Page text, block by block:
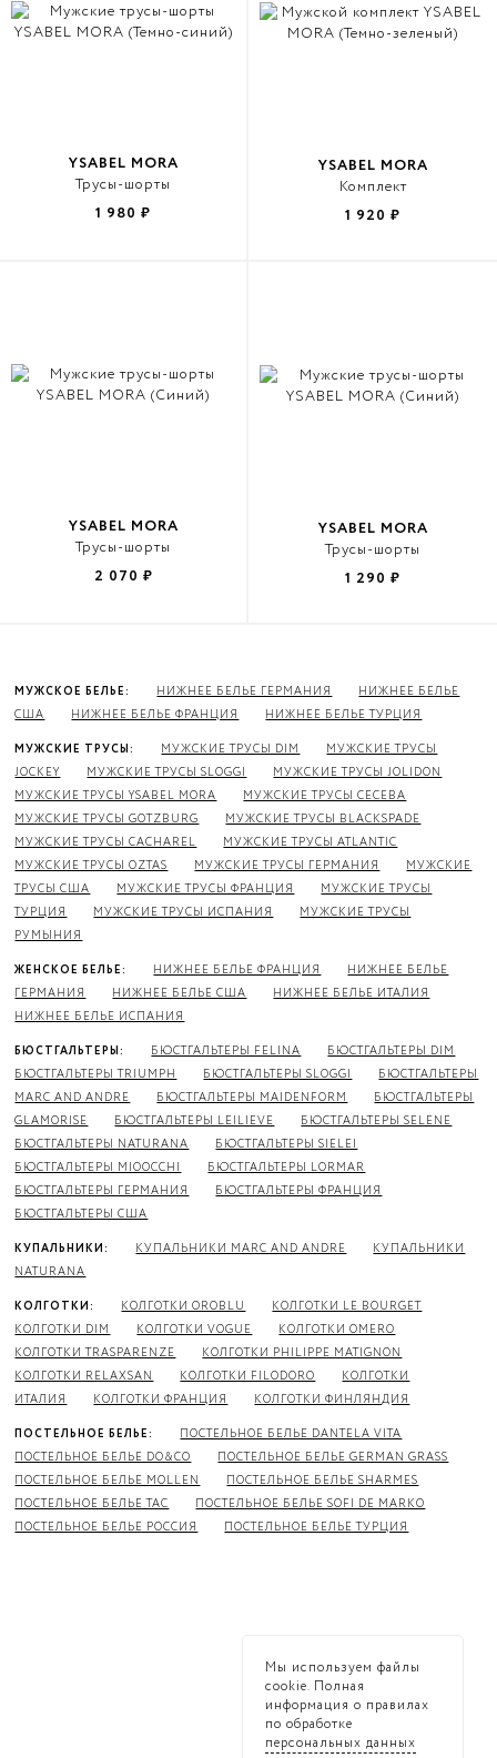
YSABEL MORA
Трусы-шорты
1 980 ₽
YSABEL MORA
Комплект
1 920 ₽
YSABEL MORA
Трусы-шорты
2 070 ₽
YSABEL MORA
Трусы-шорты
1 290 ₽
МУЖСКОЕ БЕЛЬЕ: НИЖНЕЕ БЕЛЬЕ ГЕРМАНИЯ
НИЖНЕЕ БЕЛЬЕ
США
НИЖНЕЕ БЕЛЬЕ ФРАНЦИЯ НИЖНЕЕ БЕЛЬЕ ТУРЦИЯ
МУЖСКИЕ ТРУСЫ: МУЖСКИЕ ТРУСЫ DIM
МУЖСКИЕ ТРУСЫ
JOCKEY
МУЖСКИЕ ТРУСЫ SLOGGI
МУЖСКИЕ ТРУСЫ JOLIDON
МУЖСКИЕ ТРУСЫ YSABEL MORA
МУЖСКИЕ ТРУСЫ CECEBA
МУЖСКИЕ ТРУСЫ GOTZBURG
МУЖСКИЕ ТРУСЫ BLACKSPADE
МУЖСКИЕ ТРУСЫ CACHAREL
МУЖСКИЕ ТРУСЫ ATLANTIC
МУЖСКИЕ ТРУСЫ OZTAS
МУЖСКИЕ ТРУСЫ ГЕРМАНИЯ
МУЖСКИЕ
ТРУСЫ США
МУЖСКИЕ ТРУСЫ ФРАНЦИЯ
МУЖСКИЕ ТРУСЫ
ТУРЦИЯ
МУЖСКИЕ ТРУСЫ ИСПАНИЯ
МУЖСКИЕ ТРУСЫ
РУМЫНИЯ
ЖЕНСКОЕ БЕЛЬЕ: НИЖНЕЕ БЕЛЬЕ ФРАНЦИЯ
НИЖНЕЕ БЕЛЬЕ
ГЕРМАНИЯ
НИЖНЕЕ БЕЛЬЕ США
НИЖНЕЕ БЕЛЬЕ ИТАЛИЯ
НИЖНЕЕ БЕЛЬЕ ИСПАНИЯ
БЮСТГАЛЬТЕРЫ: БЮСТГАЛЬТЕРЫ FELINA
БЮСТГАЛЬТЕРЫ DIM
БЮСТГАЛЬТЕРЫ TRIUMPH
БЮСТГАЛЬТЕРЫ SLOGGI
БЮСТГАЛЬТЕРЫ
MARC AND ANDRE
БЮСТГАЛЬТЕРЫ MAIDENFORM
БЮСТГАЛЬТЕРЫ
GLAMORISE
БЮСТГАЛЬТЕРЫ LEILIEVE
БЮСТГАЛЬТЕРЫ SELENE
БЮСТГАЛЬТЕРЫ NATURANA
БЮСТГАЛЬТЕРЫ SIELEI
БЮСТГАЛЬТЕРЫ MIOOCCHI
БЮСТГАЛЬТЕРЫ LORMAR
БЮСТГАЛЬТЕРЫ ГЕРМАНИЯ
БЮСТГАЛЬТЕРЫ ФРАНЦИЯ
БЮСТГАЛЬТЕРЫ США
КУПАЛЬНИКИ: КУПАЛЬНИКИ MARC AND ANDRE
КУПАЛЬНИКИ
NATURANA
КОЛГОТКИ: КОЛГОТКИ OROBLU
КОЛГОТКИ LE BOURGET
КОЛГОТКИ DIM
КОЛГОТКИ VOGUE
КОЛГОТКИ OMERO
КОЛГОТКИ TRASPARENZE
КОЛГОТКИ PHILIPPE MATIGNON
КОЛГОТКИ RELAXSAN
КОЛГОТКИ FILODORO
КОЛГОТКИ
ИТАЛИЯ
КОЛГОТКИ ФРАНЦИЯ КОЛГОТКИ ФИНЛЯНДИЯ
ПОСТЕЛЬНОЕ БЕЛЬЕ:
ПОСТЕЛЬНОЕ БЕЛЬЕ DANTELA VITA
ПОСТЕЛЬНОЕ БЕЛЬЕ DO&CO
ПОСТЕЛЬНОЕ БЕЛЬЕ GERMAN GRASS
ПОСТЕЛЬНОЕ БЕЛЬЕ MOLLEN
ПОСТЕЛЬНОЕ БЕЛЬЕ SHARMES
ПОСТЕЛЬНОЕ БЕЛЬЕ TAC
ПОСТЕЛЬНОЕ БЕЛЬЕ SOFI DE MARKO
ПОСТЕЛЬНОЕ БЕЛЬЕ РОССИЯ
ПОСТЕЛЬНОЕ БЕЛЬЕ ТУРЦИЯ
Мы используем файлы
cookie. Полная
информация о правилах
по обработке
персональных данных